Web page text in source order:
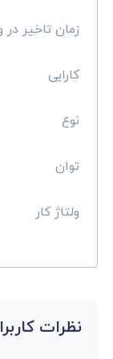
زمان تاخیر
کارایی
نوع
توان
ولتاژ کار
نظرات